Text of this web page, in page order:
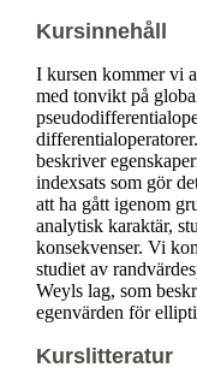
Kursinnehåll
I kursen kommer vi
med tonvikt på
beskriver
indexsats som gör
att ha gått igenom
analytisk karaktär,
konsekvenser. Vi
studiet av
Weyls lag, som
egenvärden för
Kurslitteratur